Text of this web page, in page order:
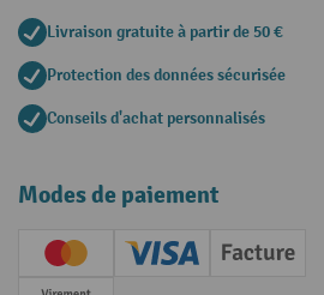
Livraison gratuite à partir de 50 €
Protection des données sécurisée
Conseils d'achat personnalisés
Modes de paiement
Creditcard (Master)Creditcard (Visa)
Facture